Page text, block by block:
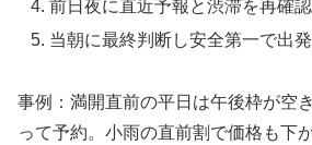
前日夜に直近予報と渋滞を再確認
当朝に最終判断し安全第一で出発
事例：満開直前の平日は午後枠が空
って予約。小雨の直前割で価格も下